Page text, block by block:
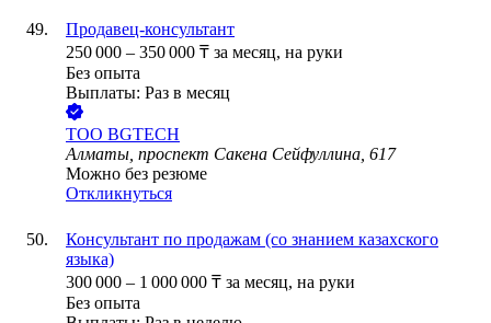
Продавец-консультант
250 000 – 350 000 ₸ за месяц, на руки
Без опыта
Выплаты: Раз в месяц
ТОО BGTECH
Алматы, проспект Сакена Сейфуллина, 617
Можно без резюме
Откликнуться
Консультант по продажам (со знанием казахского
языка)
300 000 – 1 000 000 ₸ за месяц, на руки
Без опыта